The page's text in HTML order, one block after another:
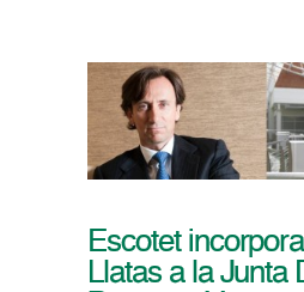
Escotet
Llatas a la Junta